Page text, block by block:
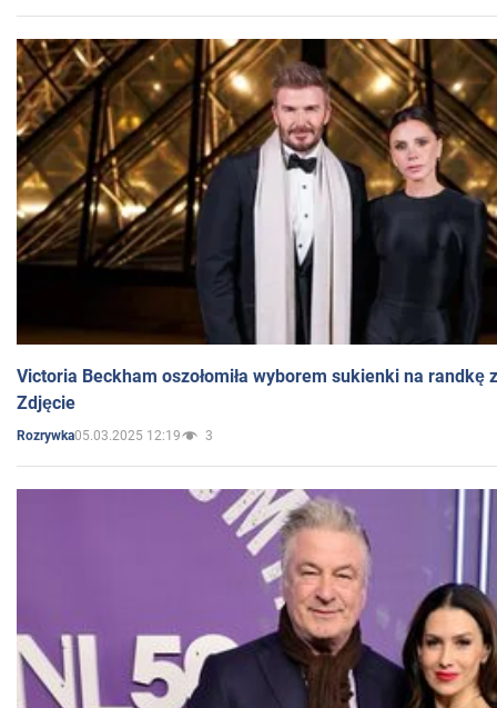
Victoria Beckham oszołomiła wyborem sukienki na randkę
Zdjęcie
Rozrywka05.03.2025 12:19 3